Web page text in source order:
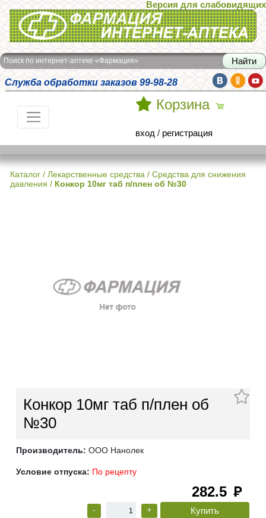
Интернет-аптека Фармация
Версия для слабовидящих
Поиск по интернет-аптеке «Фармация»
Служба обработки заказов 99-98-28
Корзина
вход / регистрация
Каталог / Лекарственные средства / Средства для снижения
давления / Конкор 10мг таб п/плен об №30
Конкор 10мг таб п/плен об
№30
Производитель: ООО Нанолек
Условие отпуска: По рецепту
282.5 руб
- +